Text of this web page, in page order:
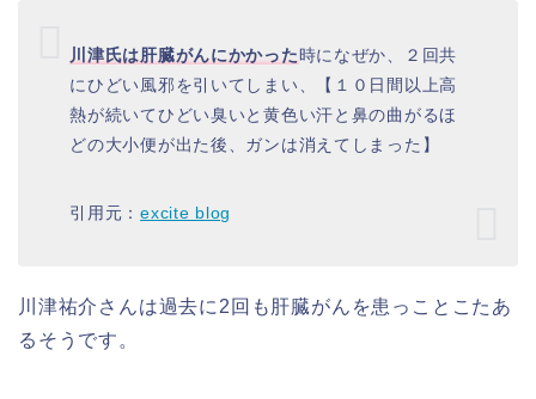
川津氏は肝臓がんにかかった時になぜか、２回共
にひどい風邪を引いてしまい、【１０日間以上高
熱が続いてひどい臭いと黄色い汗と鼻の曲がるほ
どの大小便が出た後、ガンは消えてしまった】
引用元：excite blog
川津祐介さんは過去に2回も肝臓がんを患っことこたあ
るそうです。